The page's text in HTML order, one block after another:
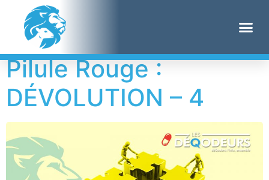
Étiquette : capitole
Pilule Rouge :
DÉVOLUTION – 4